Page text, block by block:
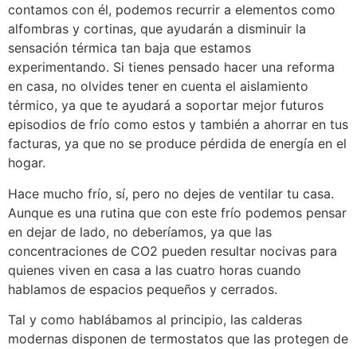
contamos con él, podemos recurrir a elementos como
alfombras y cortinas, que ayudarán a disminuir la
sensación térmica tan baja que estamos
experimentando. Si tienes pensado hacer una reforma
en casa, no olvides tener en cuenta el aislamiento
térmico, ya que te ayudará a soportar mejor futuros
episodios de frío como estos y también a ahorrar en tus
facturas, ya que no se produce pérdida de energía en el
hogar.
Hace mucho frío, sí, pero no dejes de ventilar tu casa.
Aunque es una rutina que con este frío podemos pensar
en dejar de lado, no deberíamos, ya que las
concentraciones de CO2 pueden resultar nocivas para
quienes viven en casa a las cuatro horas cuando
hablamos de espacios pequeños y cerrados.
Tal y como hablábamos al principio, las calderas
modernas disponen de termostatos que las protegen de